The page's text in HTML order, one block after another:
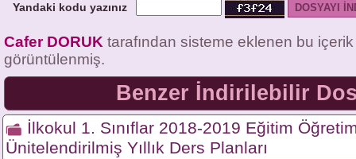
Yandaki kodu yazınız
Cafer DORUK tarafından sisteme eklenen bu
görüntülenmiş.
Benzer İndirilebilir
İlkokul 1. Sınıflar 2018-2019 Eğitim
Ünitelendirilmiş Yıllık Ders Planları